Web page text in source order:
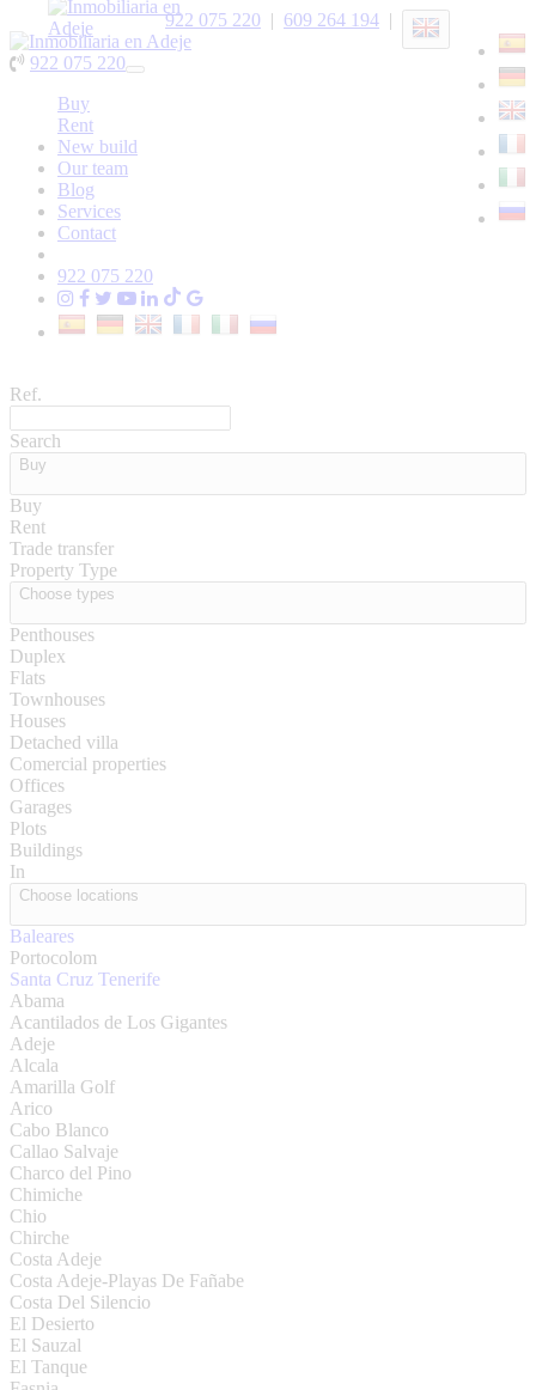
609 264 194 |
922 075 220 |
922 075 220
Toggle
Buy
Rent
New build
Our team
Blog
Services
Contact
922 075 220
Ref.
Search
Buy
Buy
Rent
Trade transfer
Property Type
Choose types
Penthouses
Duplex
Flats
Townhouses
Houses
Detached villa
Comercial properties
Offices
Garages
Plots
Buildings
In
Choose locations
Baleares
Portocolom
Santa Cruz Tenerife
Abama
Acantilados de Los Gigantes
Adeje
Alcala
Amarilla Golf
Arico
Cabo Blanco
Callao Salvaje
Charco del Pino
Chimiche
Chio
Chirche
Costa Adeje
Costa Adeje-Playas De Fañabe
Costa Del Silencio
El Desierto
El Sauzal
El Tanque